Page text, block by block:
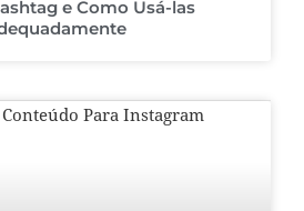
e Como Usá-las